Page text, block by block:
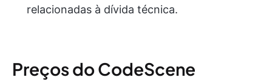
relacionadas à dívida técnica.
Preços do CodeScene